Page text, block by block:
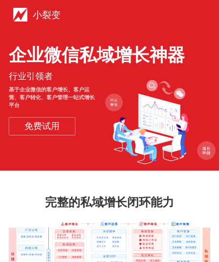
小裂变
企业微信私域增长神器
行业引领者
基于企业微信的客户增长、客户运
营、客户转化、客户管理一站式增长
平台
免费试用
完整的私域增长闭环能力